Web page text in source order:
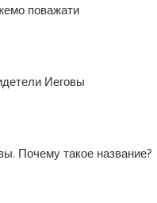
поважати
Иеговы
Почему такое название?